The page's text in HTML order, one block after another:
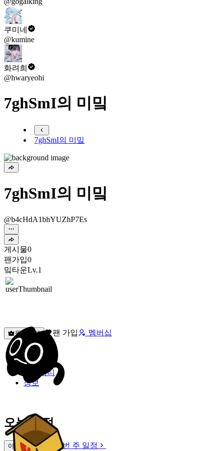
쿠미네
@kumine
화려희
@hwaryeohi
7ghSmI의 미밐
7ghSmI의 미밐
7ghSmI의 미밐
@b4cHdA1bhYUZhP7Es
게시물0
팬가입0
밐타운Lv.1
원픽선택 팬 가입 멤버십
밐타운
피드
커뮤니티
정보
오늘 일정
이번 주 일정
이번 주 일정